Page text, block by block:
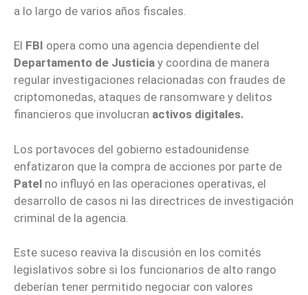
a lo largo de varios años fiscales.
El FBI opera como una agencia dependiente del
Departamento de Justicia y coordina de manera
regular investigaciones relacionadas con fraudes de
criptomonedas, ataques de ransomware y delitos
financieros que involucran activos digitales.
Los portavoces del gobierno estadounidense
enfatizaron que la compra de acciones por parte de
Patel no influyó en las operaciones operativas, el
desarrollo de casos ni las directrices de investigación
criminal de la agencia.
Este suceso reaviva la discusión en los comités
legislativos sobre si los funcionarios de alto rango
deberían tener permitido negociar con valores